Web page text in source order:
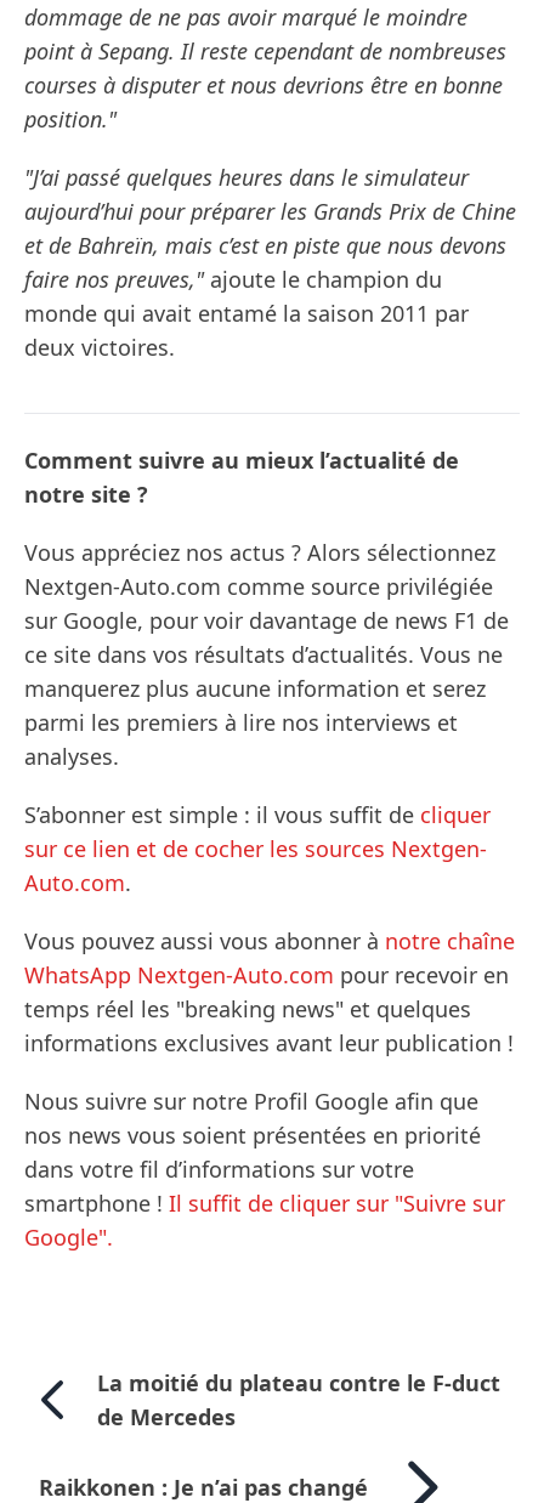
dommage de ne pas avoir marqué le moindre
point à Sepang. Il reste cependant de nombreuses
courses à disputer et nous devrions être en bonne
position."
"J’ai passé quelques heures dans le simulateur
aujourd’hui pour préparer les Grands Prix de Chine
et de Bahreïn, mais c’est en piste que nous devons
faire nos preuves,"ajoute le champion du
monde qui avait entamé la saison 2011 par
deux victoires.
Comment suivre au mieux l’actualité de
notre site ?
Vous appréciez nos actus ? Alors sélectionnez
Nextgen-Auto.com comme source privilégiée
sur Google, pour voir davantage de news F1 de
ce site dans vos résultats d’actualités. Vous ne
manquerez plus aucune information et serez
parmi les premiers à lire nos interviews et
analyses.
S’abonner est simple : il vous suffit de cliquer
sur ce lien et de cocher les sources Nextgen-
Auto.com.
Vous pouvez aussi vous abonner à notre chaîne
WhatsApp Nextgen-Auto.com pour recevoir en
temps réel les "breaking news" et quelques
informations exclusives avant leur publication !
Nous suivre sur notre Profil Google afin que
nos news vous soient présentées en priorité
dans votre fil d’informations sur votre
smartphone ! Il suffit de cliquer sur "Suivre sur
Google".
La moitié du plateau contre le F-duct
de Mercedes
Raikkonen : Je n’ai pas changé